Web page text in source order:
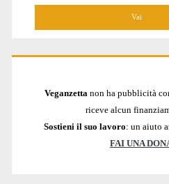
Veganzetta non ha pubblicità
riceve alcun
Sostieni il suo lavoro: un aiuto
FAI UNA